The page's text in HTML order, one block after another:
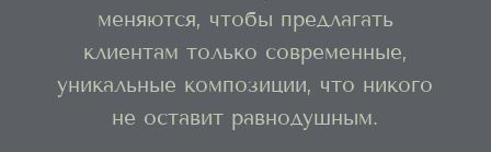
меняются, чтобы предлагать
клиентам только современные,
уникальные композиции, что никого
не оставит равнодушным.